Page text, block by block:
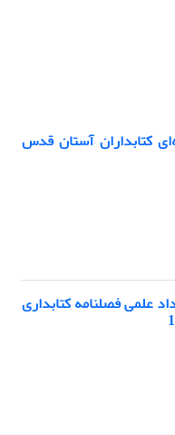
کتابداران آستان قدس
علمی فصلنامه کتابداری